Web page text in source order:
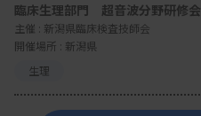
臨床生理部門 超音波分野研修会
主催 : 新潟県臨床検査技師会
開催場所 : 新潟県
生理